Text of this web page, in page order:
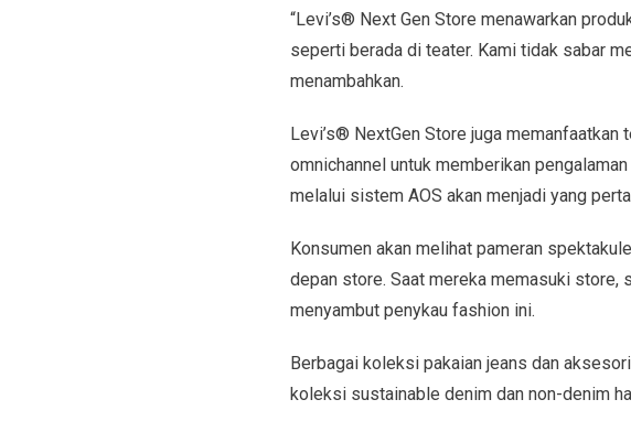
“Levi’s® Next Gen Store menawarkan
seperti berada di teater. Kami tidak sabar
menambahkan.
Levi’s® NextGen Store juga
omnichannel untuk memberikan
melalui sistem AOS akan menjadi yang
Konsumen akan melihat pameran
depan store. Saat mereka memasuki store,
menyambut penykau fashion ini.
Berbagai koleksi pakaian jeans dan
koleksi sustainable denim dan non-denim